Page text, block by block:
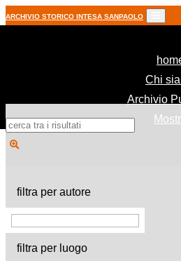
ARCHIVIO STORICO INTESA SANPAOLO
Chi
Archivio
filtra per autore
filtra per luogo